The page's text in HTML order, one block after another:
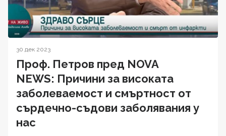
30 дек 2023
Проф. Петров пред NOVA
NEWS: Причини за високата
заболеваемост и смъртност от
сърдечно-съдови заболявания у
нас